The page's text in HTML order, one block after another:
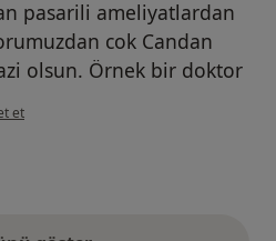
pasarili ameliyatlardan
cok Candan
olsun. Örnek bir doktor
göre he...i
et